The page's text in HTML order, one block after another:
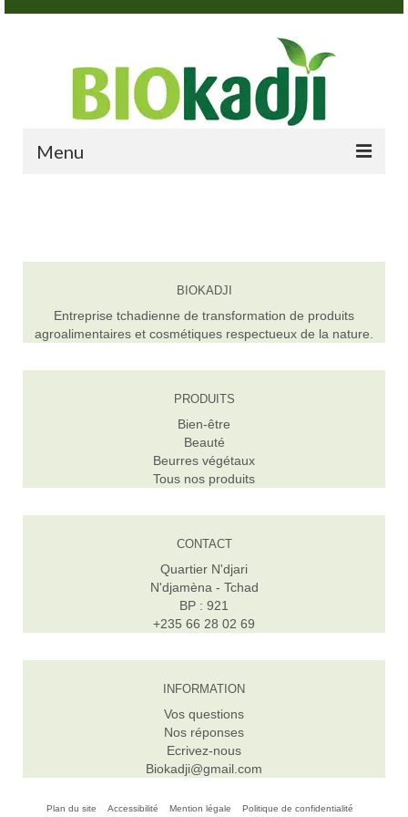
Menu
BOUTIQUE
BIOKADJI
Entreprise tchadienne de transformation de produits
agroalimentaires et cosmétiques respectueux de la nature.
PRODUITS
Bien-être
Beauté
Beurres végétaux
Tous nos produits
CONTACT
Quartier N'djari
N'djamèna - Tchad
BP : 921
+235 66 28 02 69
INFORMATION
Vos questions
Nos réponses
Ecrivez-nous
Biokadji@gmail.com
Plan du site Accessibilité Mention légale Politique de confidentialité